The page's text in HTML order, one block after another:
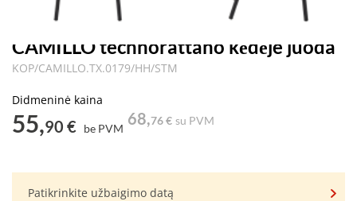
CAMILLO technorattano kėdėje juoda
KOP/CAMILLO.TX.0179/HH/STM
Didmeninė kaina
55,90 € be PVM
68,76 € su PVM
Patikrinkite užbaigimo datą